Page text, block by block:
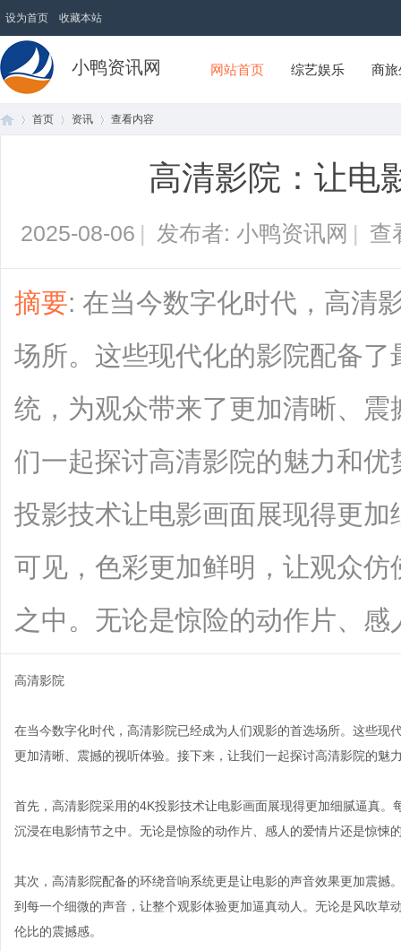
设为首页 收藏本站
小鸭资讯网 网站首页 综艺娱乐 商
首页 资讯 查看内容
高清影院：让电
2025-08-06 | 发布者: 小鸭资讯网 | 查
摘要: 在当今数字化时代，高清
场所。这些现代化的影院配备
统，为观众带来了更加清晰、
们一起探讨高清影院的魅力和
投影技术让电影画面展现得更
可见，色彩更加鲜明，让观众
之中。无论是惊险的动作片、
高清影院
在当今数字化时代，高清影院已经成为人们观影的首选场所。这些现
更加清晰、震撼的视听体验。接下来，让我们一起探讨高清影院的魅
首先，高清影院采用的4K投影技术让电影画面展现得更加细腻逼真
沉浸在电影情节之中。无论是惊险的动作片、感人的爱情片还是惊悚
其次，高清影院配备的环绕音响系统更是让电影的声音效果更加震撼
到每一个细微的声音，让整个观影体验更加逼真动人。无论是风吹草
伦比的震撼感。